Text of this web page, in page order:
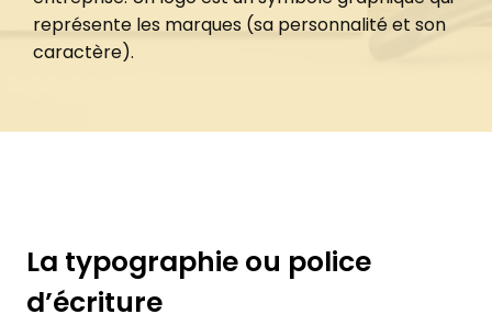
représente les marques (sa personnalité et son
caractère).
La typographie ou police
d’écriture